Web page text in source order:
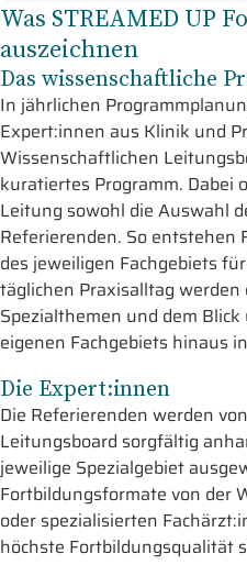
Was STREAMED UP
auszeichnen
Das wissenschaftliche
In jährlichen
Expert:innen aus Klinik und
Wissenschaftlichen
kuratiertes Programm. Dabei
Leitung sowohl die Auswahl
Referierenden. So
des jeweiligen Fachgebiets
täglichen Praxisalltag
Spezialthemen und dem
eigenen Fachgebiets hinaus
Die Expert:innen
Die Referierenden werden
Leitungsboard sorgfältig
jeweilige Spezialgebiet
Fortbildungsformate von der
oder spezialisierten
höchste Fortbildungsqualität